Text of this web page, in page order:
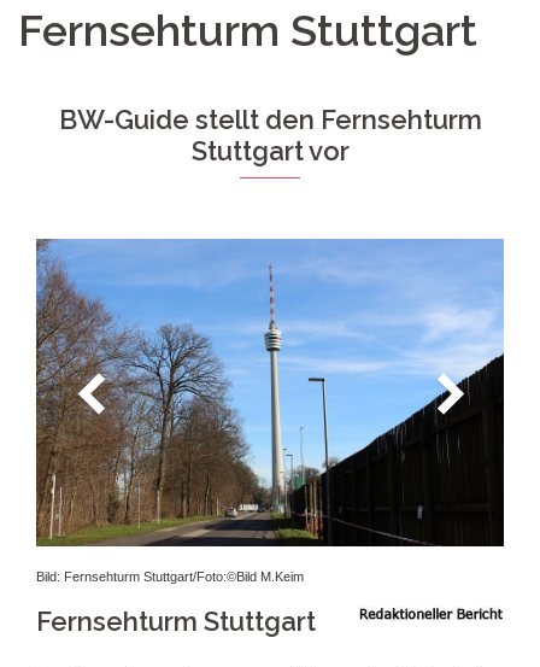
Fernsehturm Stuttgart
BW-Guide stellt den Fernsehturm
Stuttgart vor
Bild: Fernsehturm Stuttgart/Foto:©Bild M.Keim
Fernsehturm Stuttgart